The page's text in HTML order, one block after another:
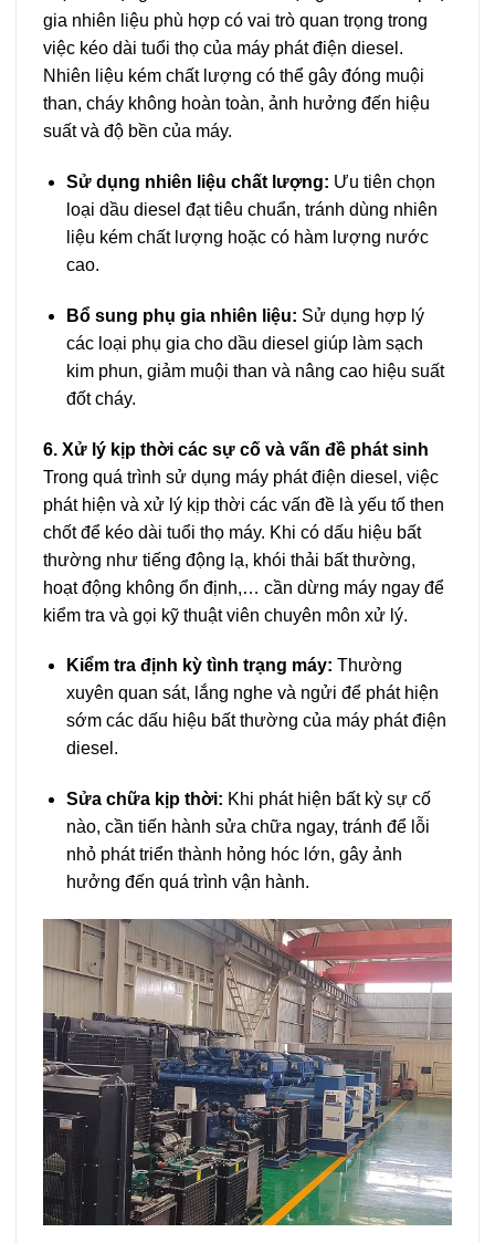
gia nhiên liệu phù hợp có vai trò quan trọng trong
việc kéo dài tuổi thọ của máy phát điện diesel.
Nhiên liệu kém chất lượng có thể gây đóng muội
than, cháy không hoàn toàn, ảnh hưởng đến hiệu
suất và độ bền của máy.
Sử dụng nhiên liệu chất lượng: Ưu tiên chọn
loại dầu diesel đạt tiêu chuẩn, tránh dùng nhiên
liệu kém chất lượng hoặc có hàm lượng nước
cao.
Bổ sung phụ gia nhiên liệu: Sử dụng hợp lý
các loại phụ gia cho dầu diesel giúp làm sạch
kim phun, giảm muội than và nâng cao hiệu suất
đốt cháy.
6. Xử lý kịp thời các sự cố và vấn đề phát sinh
Trong quá trình sử dụng máy phát điện diesel, việc
phát hiện và xử lý kịp thời các vấn đề là yếu tố then
chốt để kéo dài tuổi thọ máy. Khi có dấu hiệu bất
thường như tiếng động lạ, khói thải bất thường,
hoạt động không ổn định,… cần dừng máy ngay để
kiểm tra và gọi kỹ thuật viên chuyên môn xử lý.
Kiểm tra định kỳ tình trạng máy: Thường
xuyên quan sát, lắng nghe và ngửi để phát hiện
sớm các dấu hiệu bất thường của máy phát điện
diesel.
Sửa chữa kịp thời: Khi phát hiện bất kỳ sự cố
nào, cần tiến hành sửa chữa ngay, tránh để lỗi
nhỏ phát triển thành hỏng hóc lớn, gây ảnh
hưởng đến quá trình vận hành.